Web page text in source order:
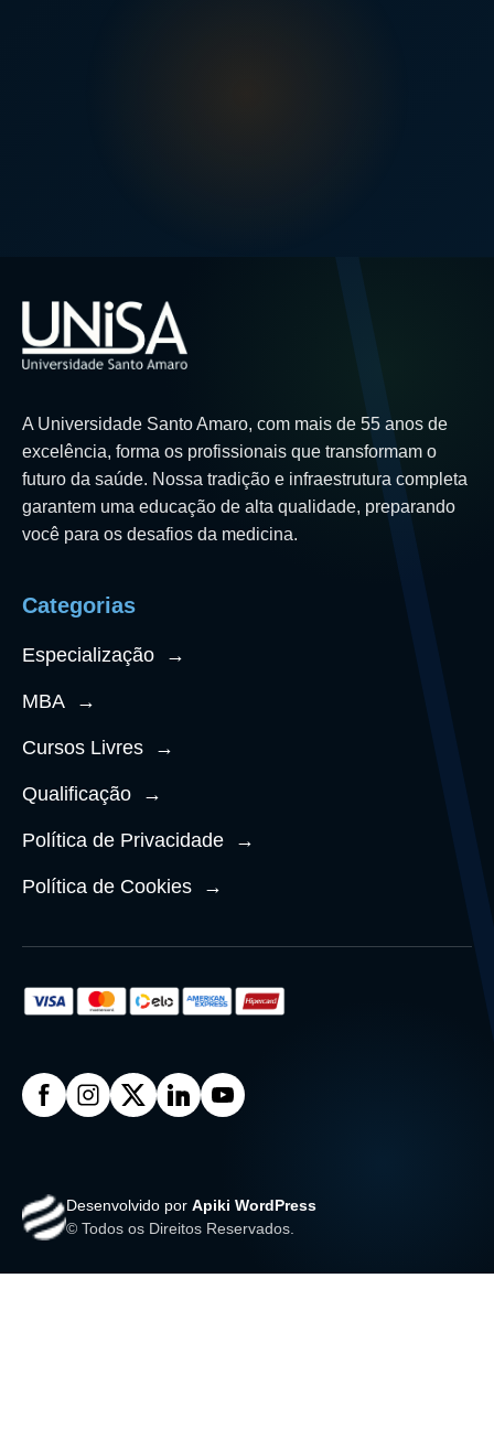
A Universidade Santo Amaro, com mais de 55 anos de
excelência, forma os profissionais que transformam o
futuro da saúde. Nossa tradição e infraestrutura completa
garantem uma educação de alta qualidade, preparando
você para os desafios da medicina.
Categorias
Especialização →
MBA →
Cursos Livres →
Qualificação →
Política de Privacidade →
Política de Cookies →
Desenvolvido por Apiki WordPress
© Todos os Direitos Reservados.